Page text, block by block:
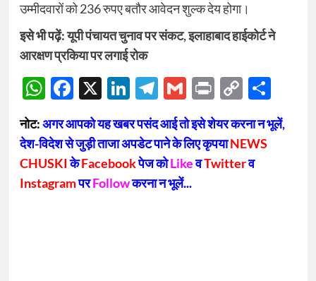
उम्मीदवारों को 236 रुपए बतौर आवेदन शुल्क देय होगा।
इसे भी पढ़ें:यूपी पंचायत चुनाव पर संकट, इलाहाबाद हाईकोर्ट ने
आरक्षण प्रकिया पर लगाई रोक
WhatsApp
Facebook
X LinkedIn
Telegram
Gmail
Print
Copy
Link
नोट:अगर आपको यह खबर पसंद आई तो इसे शेयर करना न भूलें,
देश-विदेश से जुड़ी ताजा अपडेट पाने के लिए कृपयाNEWS
CHUSKIकेFacebookपेज कोLikeवTwitterव
InstagramपरFollowकरना न भूलें...